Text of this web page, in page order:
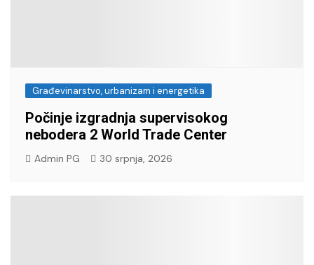
Građevinarstvo, urbanizam i energetika
Počinje izgradnja supervisokog
nebodera 2 World Trade Center
Admin PG 30 srpnja, 2026